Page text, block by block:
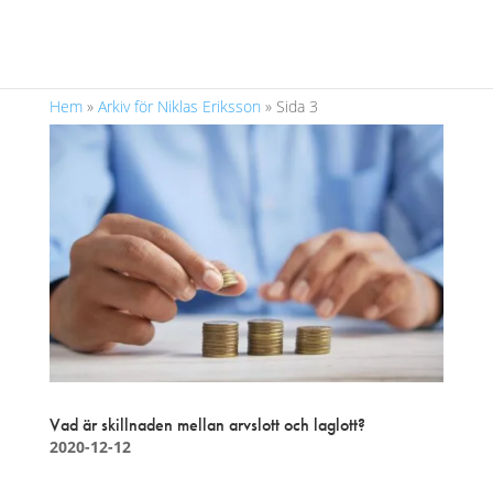
Hem» Arkiv för Niklas Eriksson » Sida 3
Vad är skillnaden mellan arvslott och laglott?
2020-12-12